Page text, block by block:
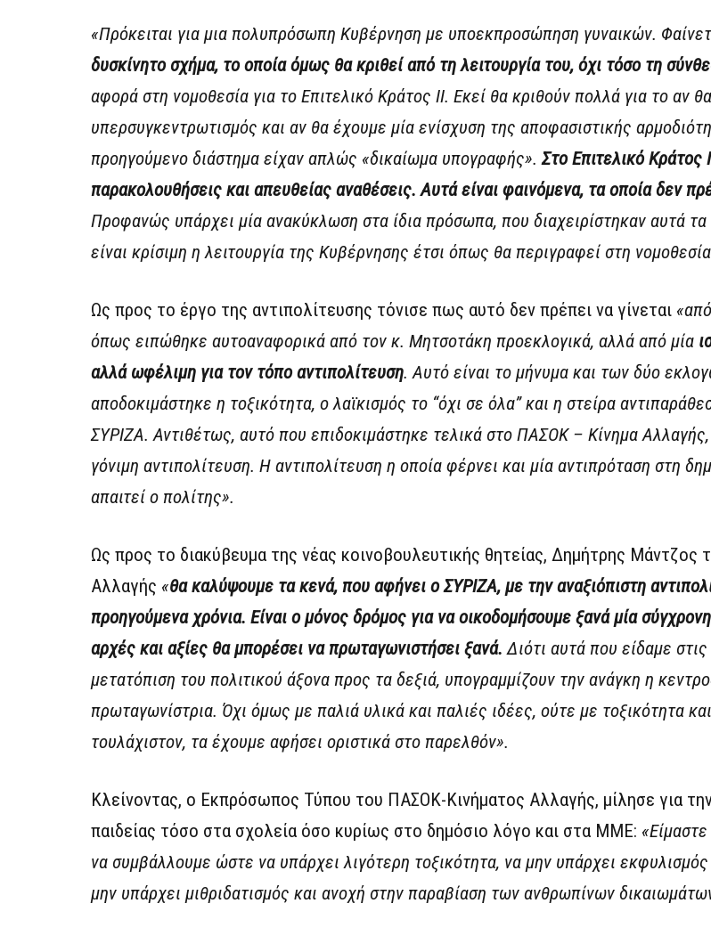
«Πρόκειται για μια πολυπρόσωπη Κυβέρνηση με υποεκπροσώπηση γυναικών.
δυσκίνητο σχήμα, το οποία όμως θα κριθεί από τη λειτουργία του, όχι τόσο τη
αφορά στη νομοθεσία για το Επιτελικό Κράτος ΙΙ. Εκεί θα κριθούν πολλά για το αν
υπερσυγκεντρωτισμός και αν θα έχουμε μία ενίσχυση της αποφασιστικής
προηγούμενο διάστημα είχαν απλώς «δικαίωμα υπογραφής». Στο Επιτελικό Κράτος
παρακολουθήσεις και απευθείας αναθέσεις. Αυτά είναι φαινόμενα, τα οποία δεν
Προφανώς υπάρχει μία ανακύκλωση στα ίδια πρόσωπα, που διαχειρίστηκαν αυτά
είναι κρίσιμη η λειτουργία της Κυβέρνησης έτσι όπως θα περιγραφεί στη
Ως προς το έργο της αντιπολίτευσης τόνισε πως αυτό δεν πρέπει να γίνεται
όπως ειπώθηκε αυτοαναφορικά από τον κ. Μητσοτάκη προεκλογικά, αλλά από μία
αλλά ωφέλιμη για τον τόπο αντιπολίτευση. Αυτό είναι το μήνυμα και των δύο
αποδοκιμάστηκε η τοξικότητα, ο λαϊκισμός το “όχι σε όλα” και η στείρα
ΣΥΡΙΖΑ. Αντιθέτως, αυτό που επιδοκιμάστηκε τελικά στο ΠΑΣΟΚ – Κίνημα Αλλαγής,
γόνιμη αντιπολίτευση. Η αντιπολίτευση η οποία φέρνει και μία αντιπρόταση στη
απαιτεί ο πολίτης».
Ως προς το διακύβευμα της νέας κοινοβουλευτικής θητείας, Δημήτρης Μάντζος
Αλλαγής «θα καλύψουμε τα κενά, που αφήνει ο ΣΥΡΙΖΑ, με την αναξιόπιστη
προηγούμενα χρόνια. Είναι ο μόνος δρόμος για να οικοδομήσουμε ξανά μία
αρχές και αξίες θα μπορέσει να πρωταγωνιστήσει ξανά. Διότι αυτά που είδαμε
μετατόπιση του πολιτικού άξονα προς τα δεξιά, υπογραμμίζουν την ανάγκη η
πρωταγωνίστρια. Όχι όμως με παλιά υλικά και παλιές ιδέες, ούτε με τοξικότητα
τουλάχιστον, τα έχουμε αφήσει οριστικά στο παρελθόν».
Κλείνοντας, ο Εκπρόσωπος Τύπου του ΠΑΣΟΚ-Κινήματος Αλλαγής, μίλησε για
παιδείας τόσο στα σχολεία όσο κυρίως στο δημόσιο λόγο και στα ΜΜΕ:
να συμβάλλουμε ώστε να υπάρχει λιγότερη τοξικότητα, να μην υπάρχει
μην υπάρχει μιθριδατισμός και ανοχή στην παραβίαση των ανθρωπίνων